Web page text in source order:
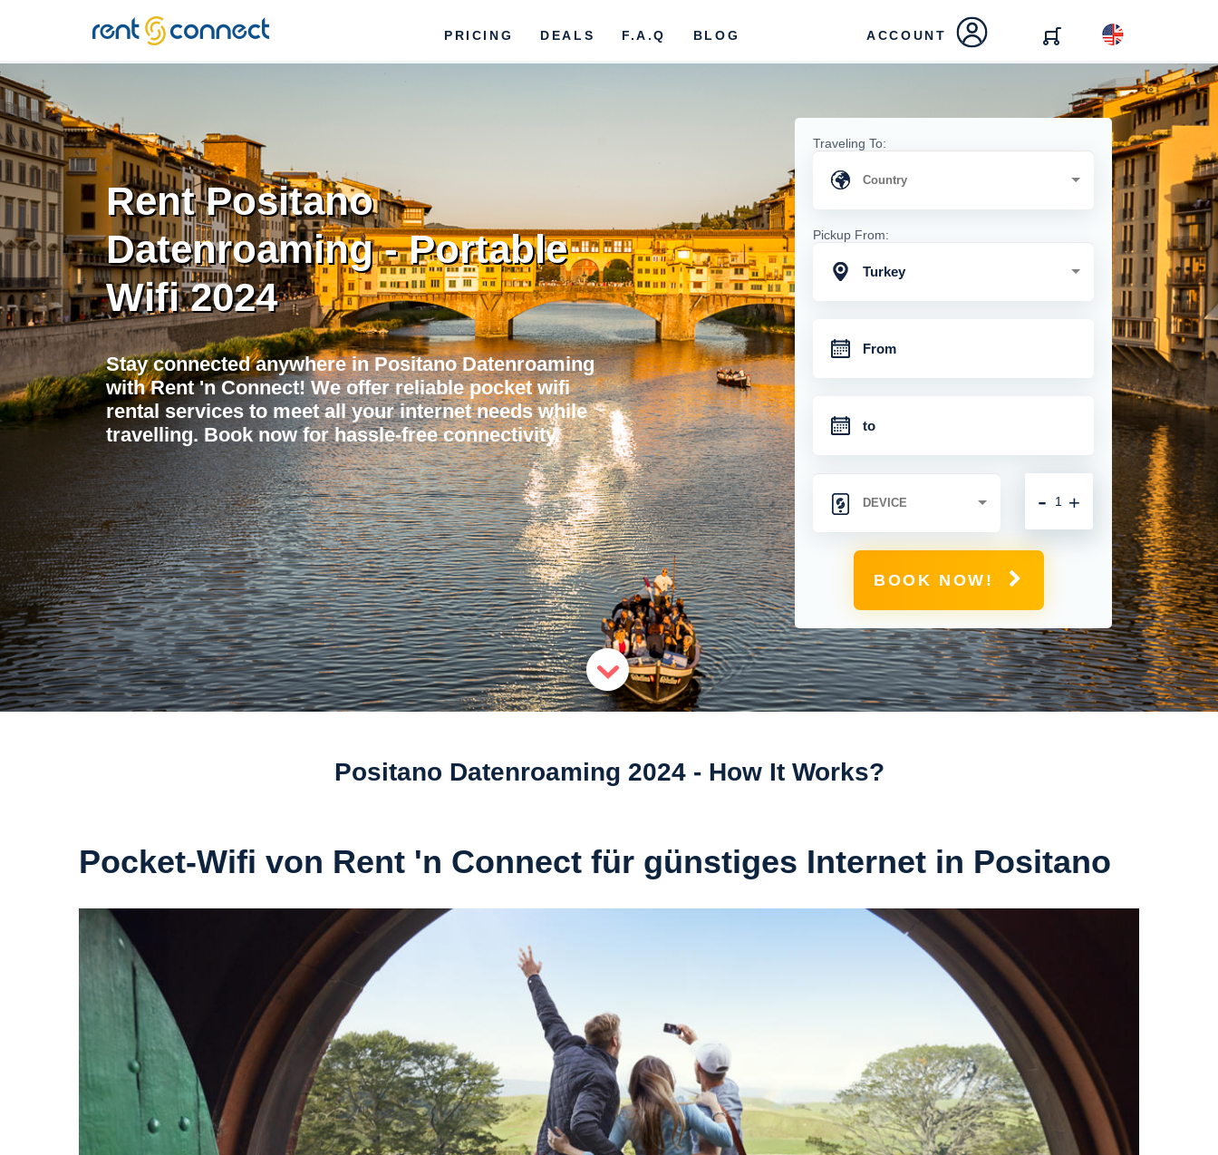
RENT'N
CONNECT
PRICING DEALS F.A.Q BLOG ACCOUNT
Rent Positano
Datenroaming - Portable
Wifi 2024
Stay connected anywhere in Positano Datenroaming
with Rent 'n Connect! We offer reliable pocket wifi
rental services to meet all your internet needs while
travelling. Book now for hassle-free connectivity.
Traveling To:
Pickup From:
Turkey
+
-
BOOK NOW!
Positano Datenroaming 2024 - How It Works?
Pocket-Wifi von Rent 'n Connect für günstiges Internet in Positano